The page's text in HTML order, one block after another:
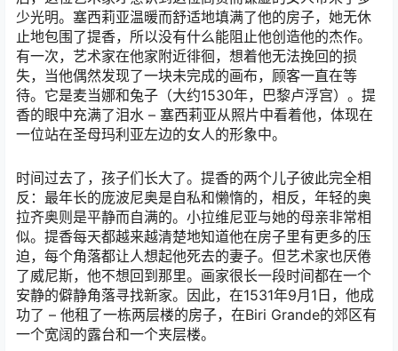
少光明。塞西莉亚温暖而舒适地填满了他的房子，她无休
止地包围了提香，所以没有什么能阻止他创造他的杰作。
有一次，艺术家在他家附近徘徊，想着他无法挽回的损
失，当他偶然发现了一块未完成的画布，顾客一直在等
待。它是麦当娜和兔子（大约1530年，巴黎卢浮宫）。提
香的眼中充满了泪水 – 塞西莉亚从照片中看着他，体现在
一位站在圣母玛利亚左边的女人的形象中。
时间过去了，孩子们长大了。提香的两个儿子彼此完全相
反：最年长的庞波尼奥是自私和懒惰的，相反，年轻的奥
拉齐奥则是平静而自满的。小拉维尼亚与她的母亲非常相
似。提香每天都越来越清楚地知道他在房子里有更多的压
迫，每个角落都让人想起他死去的妻子。但艺术家也厌倦
了威尼斯，他不想回到那里。画家很长一段时间都在一个
安静的僻静角落寻找新家。因此，在1531年9月1日，他成
功了 – 他租了一栋两层楼的房子，在Biri Grande的郊区有
一个宽阔的露台和一个夹层楼。